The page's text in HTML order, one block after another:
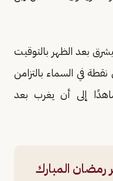
بعد الظهر بالتوقيت
في السماء بالتزامن
إلى أن يغرب بعد
المبارك